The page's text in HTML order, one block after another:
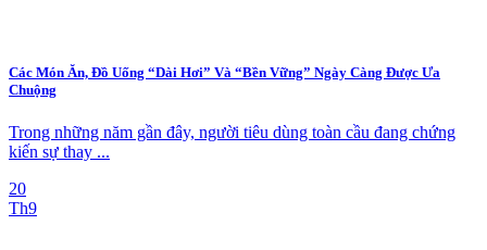
Các Món Ăn, Đồ Uống “Dài Hơi” Và “Bền Vững” Ngày Càng Được Ưa
Chuộng
Trong những năm gần đây, người tiêu dùng toàn cầu đang chứng
kiến sự thay ...
20
Th9